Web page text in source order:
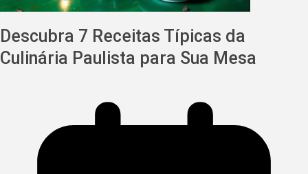
Descubra 7 Receitas Típicas da
Culinária Paulista para Sua Mesa